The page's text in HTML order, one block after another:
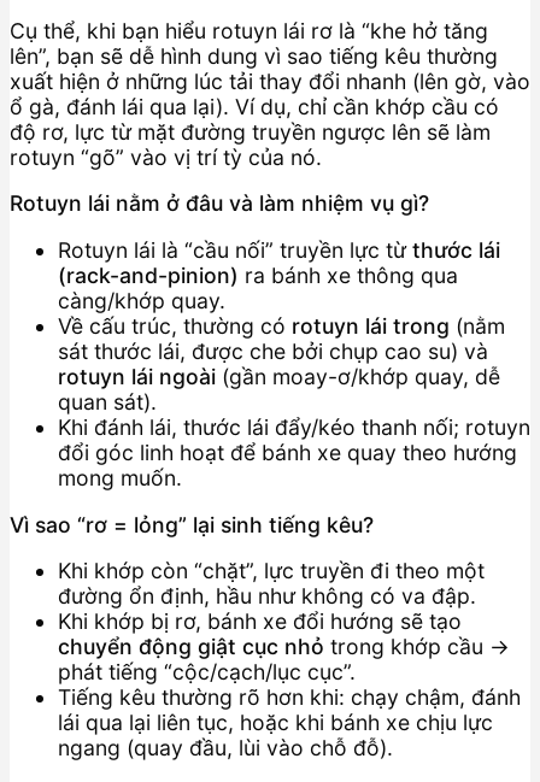
Cụ thể, khi bạn hiểu rotuyn lái rơ là “khe hở tăng
lên”, bạn sẽ dễ hình dung vì sao tiếng kêu thường
xuất hiện ở những lúc tải thay đổi nhanh (lên gờ, vào
ổ gà, đánh lái qua lại). Ví dụ, chỉ cần khớp cầu có
độ rơ, lực từ mặt đường truyền ngược lên sẽ làm
rotuyn “gõ” vào vị trí tỳ của nó.
Rotuyn lái nằm ở đâu và làm nhiệm vụ gì?
Rotuyn lái là “cầu nối” truyền lực từthước lái
(rack-and-pinion) ra bánh xe thông qua
càng/khớp quay.
Về cấu trúc, thường có rotuyn lái trong (nằm
sát thước lái, được che bởi chụp cao su) và
rotuyn lái ngoài (gần moay-ơ/khớp quay, dễ
quan sát).
Khi đánh lái, thước lái đẩy/kéo thanh nối; rotuyn
đổi góc linh hoạt để bánh xe quay theo hướng
mong muốn.
Vì sao “rơ = lỏng” lại sinh tiếng kêu?
Khi khớp còn “chặt”, lực truyền đi theo một
đường ổn định, hầu như không có va đập.
Khi khớp bị rơ, bánh xe đổi hướng sẽ tạo
chuyển động giật cục nhỏ trong khớp cầu →
phát tiếng “cộc/cạch/lục cục”.
Tiếng kêu thường rõ hơn khi: chạy chậm, đánh
lái qua lại liên tục, hoặc khi bánh xe chịu lực
ngang (quay đầu, lùi vào chỗ đỗ).